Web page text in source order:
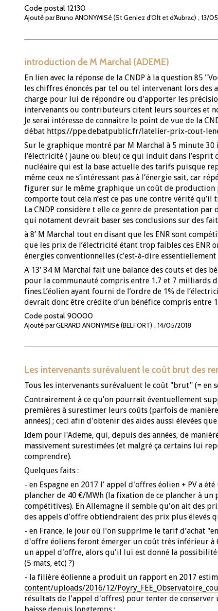
Code postal 12130
Ajouté par Bruno ANONYMISé (St Geniez d'Olt et d'Aubrac) , 13/
introduction de M Marchal (ADEME)
En lien avec la réponse de la CNDP à la question 85
les chiffres énoncés par tel ou tel intervenant lors
charge pour lui de répondre ou d'apporter les
intervenants ou contributeurs citent leurs sources et
Je serai intéresse de connaitre le point de vue de la
débat https://ppe.debatpublic.fr/latelier-prix-cout-
Sur le graphique montré par M Marchal à 5 minute
l’électricité ( jaune ou bleu) ce qui induit dans l’esprit
nucléaire qui est la base actuelle des tarifs puisque
même ceux ne s’intéressant pas à l’énergie sait, car
figurer sur le même graphique un coût de production
comporte tout cela n’est ce pas une contre vérité
La CNDP considère t elle ce genre de presentation
qui notament devrait baser ses conclusions sur des
à 8’ M Marchal tout en disant que les ENR sont
que les prix de l’électricité étant trop faibles ces ENR
énergies conventionnelles (c'est-à-dire
A 13’ 34 M Marchal fait une balance des couts et des
pour la communauté compris entre 1.7 et 7 milliards
fines.L’éolien ayant fourni de l’ordre de 1% de
devrait donc être crédite d’un bénéfice compris entre
Code postal 90000
Ajouté par GERARD ANONYMISé (BELFORT) , 14/05/2018
Les intervenants surévaluent le coût brut des
Tous les intervenants surévaluent le coût "brut" (= en
Contrairement à ce qu'on pourrait éventuellement
premières à surestimer leurs coûts (parfois de
années) ; ceci afin d'obtenir des aides aussi élevées
Idem pour l'Ademe, qui, depuis des années, de
massivement surestimées (et malgré ça certains lui
comprendre).
Quelques faits :
- en Espagne en 2017 l' appel d'offres éolien + PV a
plancher de 40 €/MWh (la fixation de ce plancher à
compétitives). En Allemagne il semble qu'on ait des
des appels d'offre obtiendraient des prix plus élevés
- en France, le jour où l'on supprime le tarif d'achat
d'offre éoliens feront émerger un coût très inférieur à
un appel d'offre, alors qu'il lui est donné la
(5 mats, etc) ?)
- la filière éolienne a produit un rapport en 2017
content/uploads/2016/12/
résultats de l'appel d'offres) pour tenter de